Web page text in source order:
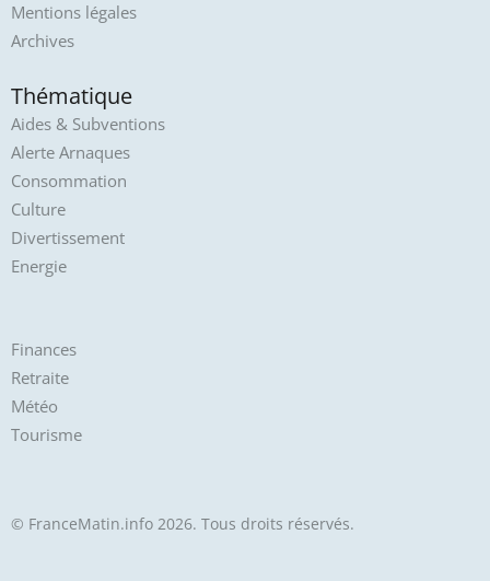
Mentions légales
Archives
Thématique
Aides & Subventions
Alerte Arnaques
Consommation
Culture
Divertissement
Energie
Finances
Retraite
Météo
Tourisme
© FranceMatin.info 2026. Tous droits réservés.